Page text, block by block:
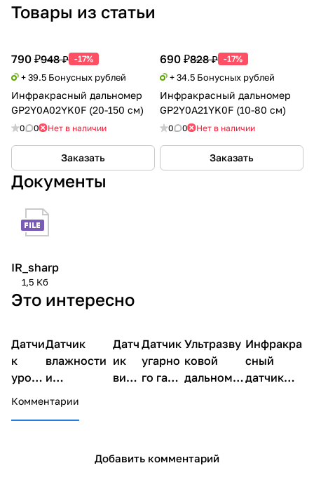
Товары из статьи
790 ₽948 ₽ -17%
+ 39.5 Бонусных рублей
Инфракрасный дальномер
GP2Y0A02YK0F (20-150 см)
0 0 Нет в наличии
Заказать
690 ₽828 ₽ -17%
+ 34.5 Бонусных рублей
Инфракрасный дальномер
GP2Y0A21YK0F (10-80 см)
0 0 Нет в наличии
Заказать
Документы
IR_sharp
1,5 Кб
Это интересно
Датчики
Датчи
к
уровн
Датчики
Датчик
влажности
и
ы DHT11
Датчики
Датч
ик
вибр
Датчики
Датчик
угарно
го газа
Датчики
Ультразву
ковой
дальноме
Датчики
Инфракра
сный
датчик
Комментарии
Добавить комментарий